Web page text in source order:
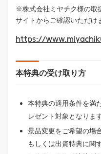
※株式会社ミヤチク様の取
サイトからご確認いただけ
https://
本特典の受け取り方
本特典の適用条件を満
レゼント対象となります
景品変更をご希望の場
もしくは出資特典に関